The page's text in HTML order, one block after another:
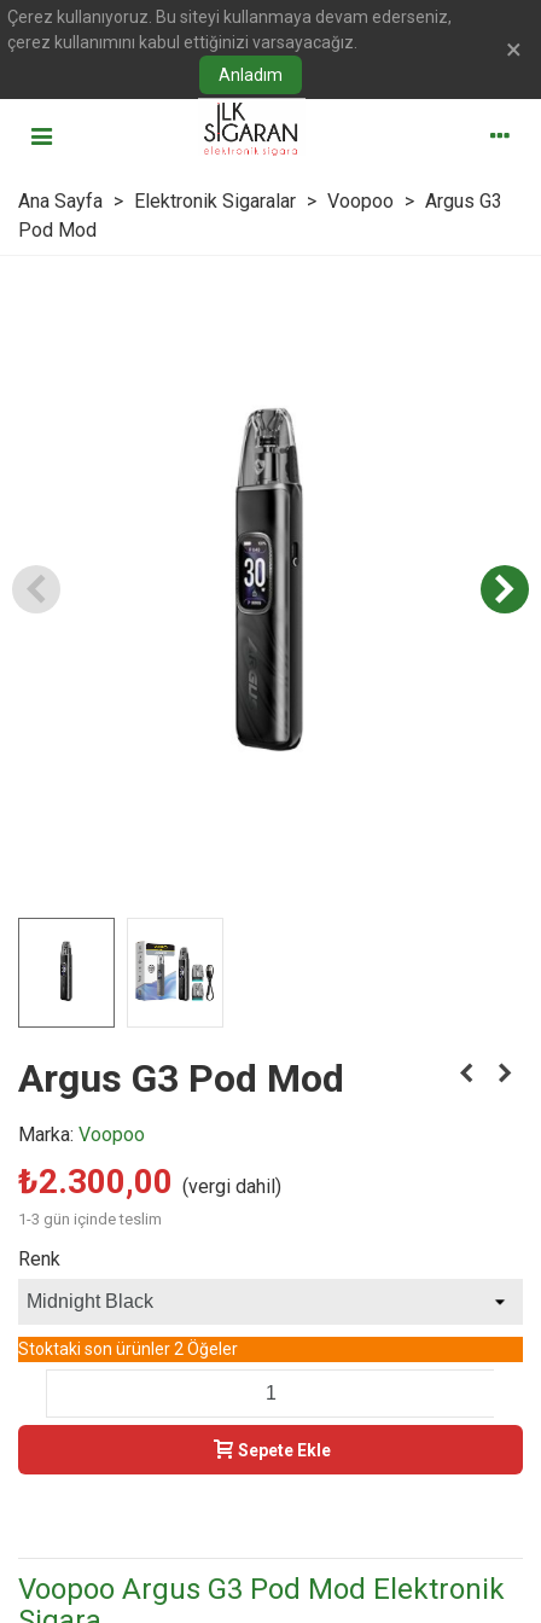
Çerez kullanıyoruz. Bu siteyi kullanmaya devam ederseniz,
çerez kullanımını kabul ettiğinizi varsayacağız.
Anladım
×
Ana Sayfa > Elektronik Sigaralar > Voopoo > Argus G3
Pod Mod
Argus G3 Pod Mod
Marka: Voopoo
₺2.300,00 (vergi dahil)
1-3 gün içinde teslim
Renk
Stoktaki son ürünler2 Öğeler
Sepete Ekle
Voopoo Argus G3 Pod Mod Elektronik